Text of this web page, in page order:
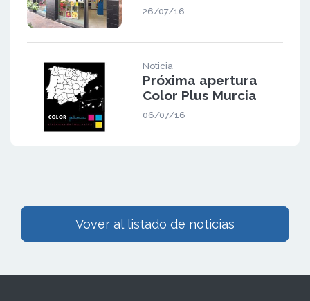
26/07/16
Noticia
Próxima apertura
Color Plus Murcia
06/07/16
Vover al listado de noticias